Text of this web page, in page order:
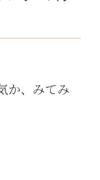
か、みてみ